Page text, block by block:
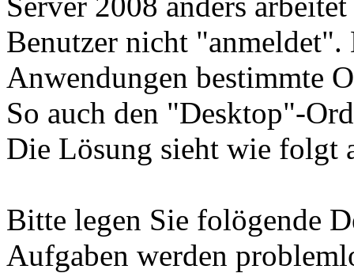
Benutzer nicht
Anwendungen bestimmte
So auch den "Desktop"-
Die Lösung sieht wie folgt
Bitte legen Sie folögende
Aufgaben werden